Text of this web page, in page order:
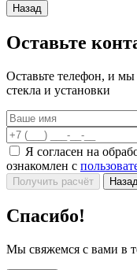
Назад
Оставьте
Оставьте телефон, и
стекла и установки
Я согласен на
ознакомлен с
Получить расчёт
Спасибо!
Мы свяжемся с вами в